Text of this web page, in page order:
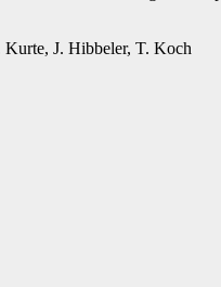
Kurte, J. Hibbeler, T. Koch